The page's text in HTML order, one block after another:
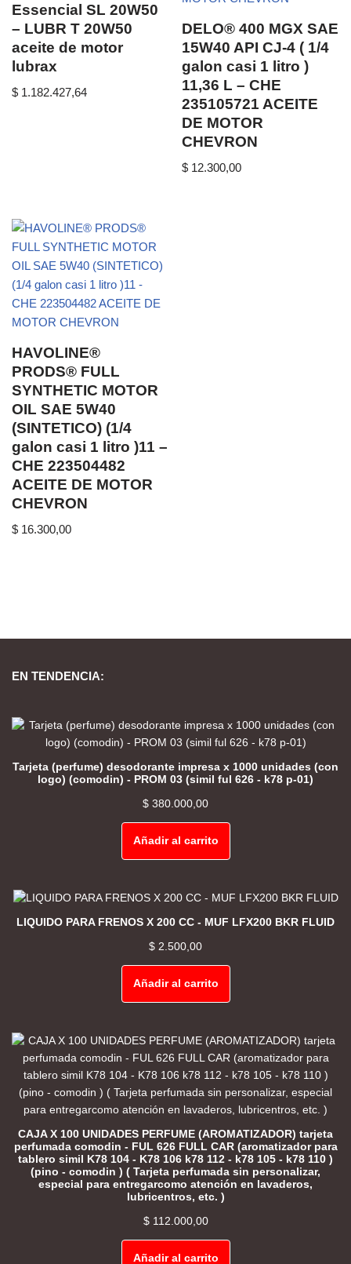
Essencial SL 20W50
– LUBR T 20W50
aceite de motor
lubrax
$ 1.182.427,64
DELO® 400 MGX SAE
15W40 API CJ-4 ( 1/4
galon casi 1 litro )
11,36 L – CHE
235105721 ACEITE
DE MOTOR
CHEVRON
$ 12.300,00
HAVOLINE®
PRODS® FULL
SYNTHETIC MOTOR
OIL SAE 5W40
(SINTETICO) (1/4
galon casi 1 litro )11 –
CHE 223504482
ACEITE DE MOTOR
CHEVRON
$ 16.300,00
EN TENDENCIA:
Tarjeta (perfume) desodorante impresa x 1000 unidades (con
logo) (comodin) - PROM 03 (simil ful 626 - k78 p-01)
$ 380.000,00
Añadir al carrito
LIQUIDO PARA FRENOS X 200 CC - MUF LFX200 BKR FLUID
$ 2.500,00
Añadir al carrito
CAJA X 100 UNIDADES PERFUME (AROMATIZADOR) tarjeta
perfumada comodin - FUL 626 FULL CAR (aromatizador para
tablero simil K78 104 - K78 106 k78 112 - k78 105 - k78 110 )
(pino - comodin ) ( Tarjeta perfumada sin personalizar,
especial para entregarcomo atención en lavaderos,
lubricentros, etc. )
$112.000,00
Añadir al carrito